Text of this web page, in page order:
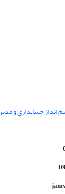
حسابداری و